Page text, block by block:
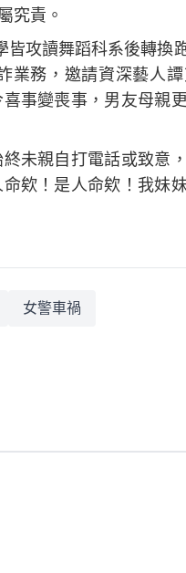
究責。
攻讀舞蹈科系後轉換
業務，邀請資深藝人
事變喪事，男友母親
未親自打電話或致意
欸！是人命欸！我妹
女警車禍​​​​​​​​​​​​​​​​